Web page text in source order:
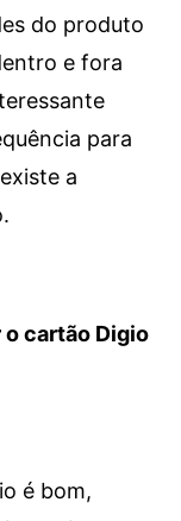
do produto
e fora
para
a
o cartão Digio
é bom,